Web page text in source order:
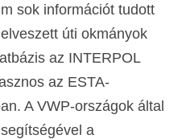
sok információt tudott
úti okmányok
az INTERPOL
az ESTA-
A VWP-országok által
a